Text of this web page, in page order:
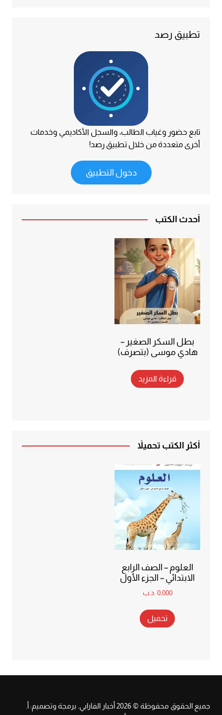
تطبيق رصد
تابع حضور وغياب الطالب، والسجل الأكاديمي وخدمات
أخرى متعددة من خلال تطبيق رصد!
دخول التطبيق
أحدث الكتب
بطل السكر الصغير –
هادي موسى (بتصرف)
قراءة المزيد
أكثر الكتب تحميلاً
العلوم – الصف الرابع
الابتدائي – الجزء الأول
0,000 .د.ب
تحميل
جميع الحقوق محفوظة © 2026 أخبار الفارابي. برمجة وتصميم: أ.